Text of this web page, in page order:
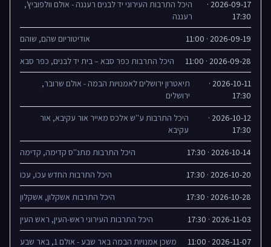
2026-09-17 ·
17:30
היכל התרבות העירוני יד לבנים רעננה - אולם וולפוביץ',
רעננה
2026-09-19 · 11:00 אודיטוריום שהם, שוהם
2026-09-28 · 11:00 היכל התרבות כפר סבא – בית יד לבנים, כפר סבא
2026-10-11 ·
17:30
תיאטרון ירושלים לאמנויות הבמה - אולם שרובר,
ירושלים
2026-10-12 ·
17:30
היכל התרבות ע''ש אלכס מאייר אור עקיבא, אור
עקיבא
2026-10-14 · 17:30 היכל התרבות מתנ''ס קדימה‏‎, קדימה
2026-10-20 · 17:30 היכל התרבות החדש עכו, עכו
2026-10-28 · 17:30 היכל התרבות אשקלון, אשקלון
2026-11-03 · 17:30 היכל התרבות העירוני ראש-העין, ראש העין
2026-11-07 · 11:00 משכן אמנויות הבמה באר שבע - אולם 1, באר שבע